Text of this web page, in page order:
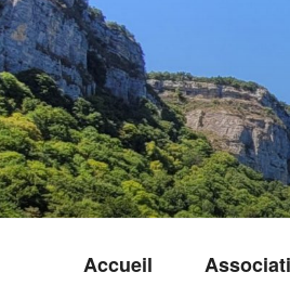
Accueil